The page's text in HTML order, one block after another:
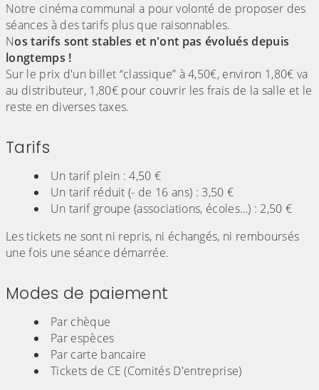
Notre cinéma communal a pour volonté de proposer des
séances à des tarifs plus que raisonnables.
Nos tarifs sont stables et n'ont pas évolués depuis
longtemps !
Sur le prix d'un billet “classique” à 4,50€, environ 1,80€ va
au distributeur, 1,80€ pour couvrir les frais de la salle et le
reste en diverses taxes.
Tarifs
Un tarif plein : 4,50 €
Un tarif réduit (- de 16 ans) : 3,50 €
Un tarif groupe (associations, écoles…) : 2,50 €
Les tickets ne sont ni repris, ni échangés, ni remboursés
une fois une séance démarrée.
Modes de paiement
Par chèque
Par espèces
Par carte bancaire
Tickets de CE (Comités D'entreprise)